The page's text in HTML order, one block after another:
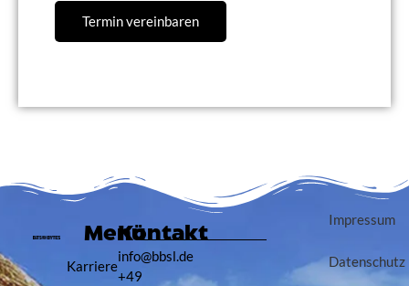
Termin vereinbaren
Menü
Karriere
Kontakt
info@bbsl.de
+49
Impressum
Datenschutz